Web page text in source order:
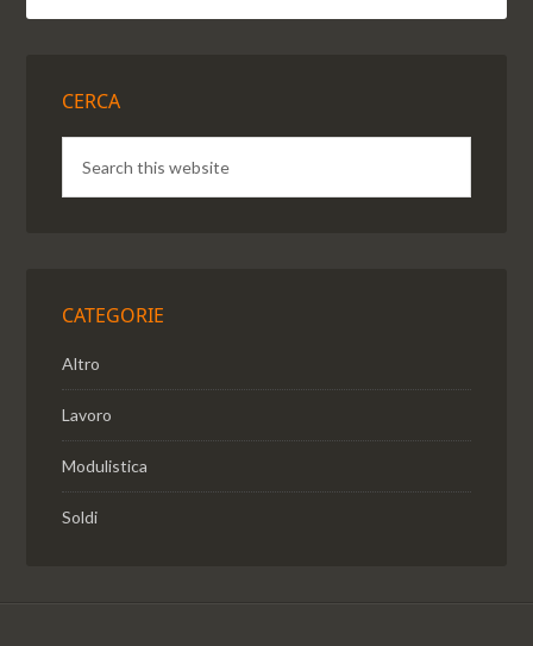
CERCA
CATEGORIE
Altro
Lavoro
Modulistica
Soldi